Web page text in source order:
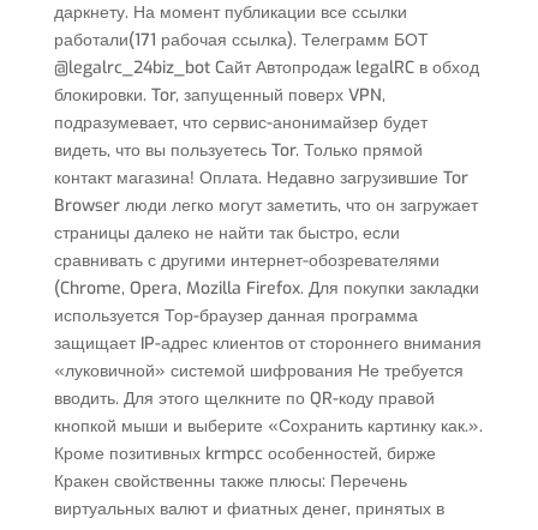
даркнету. На момент публикации все ссылки
работали(171 рабочая ссылка). Телеграмм БОТ
@legalrc_24biz_bot Cайт Автопродаж legalRC в обход
блокировки. Tor, запущенный поверх VPN,
подразумевает, что сервис-анонимайзер будет
видеть, что вы пользуетесь Tor. Только прямой
контакт магазина! Оплата. Недавно загрузившие Tor
Browser люди легко могут заметить, что он загружает
страницы далеко не найти так быстро, если
сравнивать с другими интернет-обозревателями
(Chrome, Opera, Mozilla Firefox. Для покупки закладки
используется Тор-браузер данная программа
защищает IP-адрес клиентов от стороннего внимания
«луковичной» системой шифрования Не требуется
вводить. Для этого щелкните по QR-коду правой
кнопкой мыши и выберите «Сохранить картинку как.».
Кроме позитивных krmpcc особенностей, бирже
Кракен свойственны также плюсы: Перечень
виртуальных валют и фиатных денег, принятых в